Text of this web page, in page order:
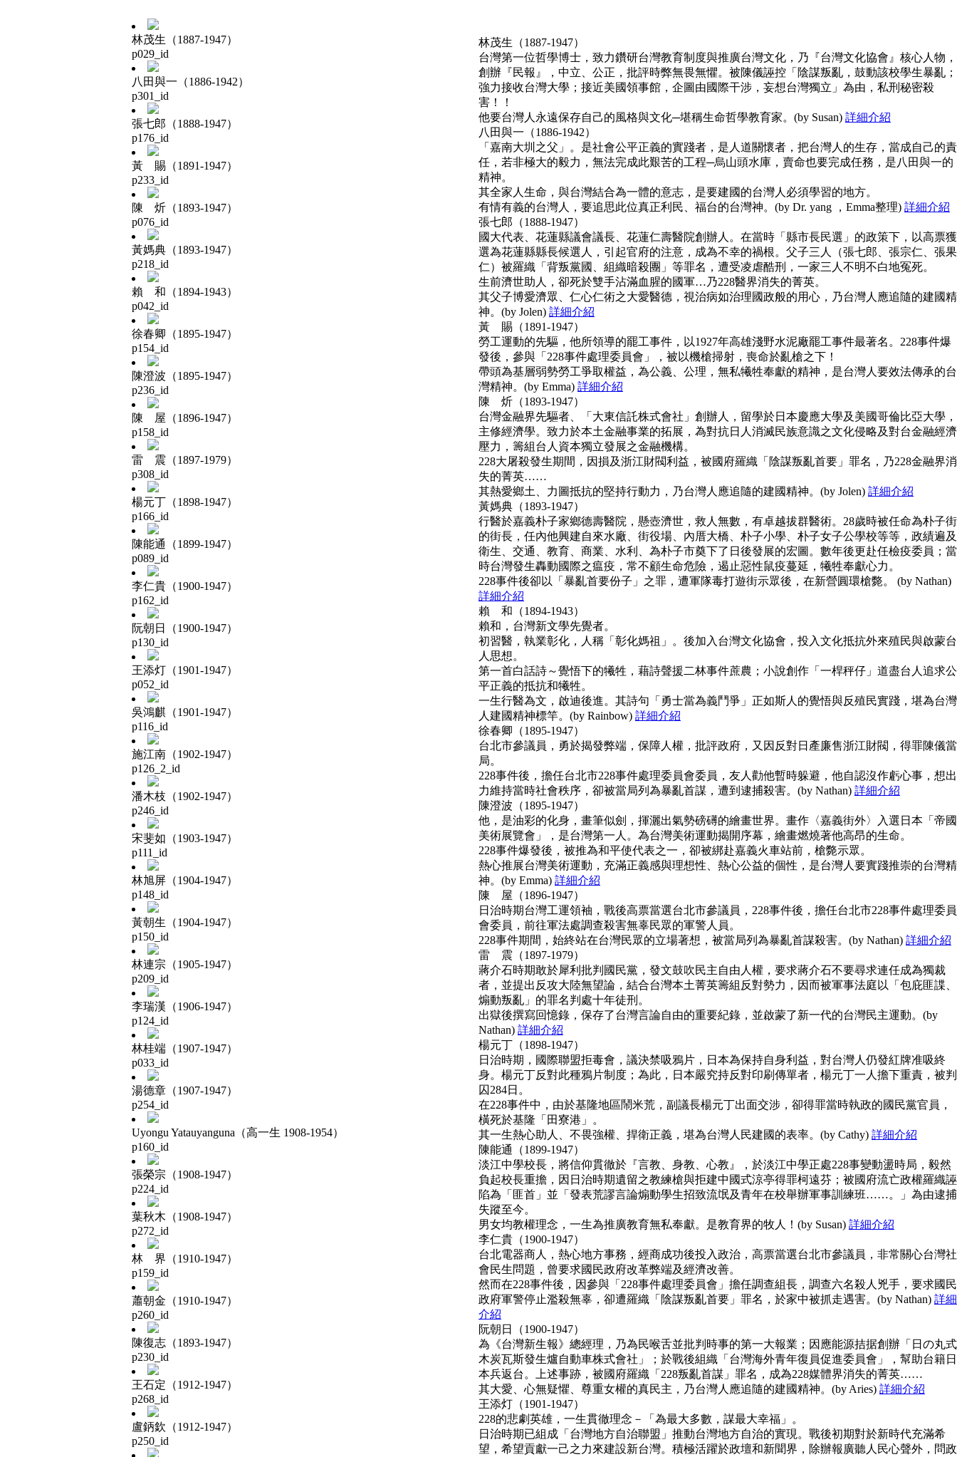
林茂生（1887-1947）
台灣第一位哲學博士，致力鑽研台灣教育制度與推廣台灣文化，乃『台灣文化協會』核心人物，
創辦『民報』，中立、公正，批評時弊無畏無懼。被陳儀誣控「陰謀叛亂，鼓動該校學生暴亂；
強力接收台灣大學；接近美國領事館，企圖由國際干涉，妄想台灣獨立」為由，私刑秘密殺
害！！
他要台灣人永遠保存自己的風格與文化─堪稱生命哲學教育家。(by Susan) 詳細介紹
八田與一（1886-1942）
「嘉南大圳之父」。是社會公平正義的實踐者，是人道關懷者，把台灣人的生存，當成自己的責
任，若非極大的毅力，無法完成此艱苦的工程─烏山頭水庫，賣命也要完成任務，是八田與一的
精神。
其全家人生命，與台灣結合為一體的意志，是要建國的台灣人必須學習的地方。
有情有義的台灣人，要追思此位真正利民、福台的台灣神。(by Dr. yang ，Emma整理) 詳細介紹
張七郎（1888-1947）
國大代表、花蓮縣議會議長、花蓮仁壽醫院創辦人。在當時「縣市長民選」的政策下，以高票獲
選為花蓮縣縣長候選人，引起官府的注意，成為不幸的禍根。父子三人（張七郎、張宗仁、張果
仁）被羅織「背叛黨國、組織暗殺團」等罪名，遭受凌虐酷刑，一家三人不明不白地冤死。
生前濟世助人，卻死於雙手沾滿血腥的國軍…乃228醫界消失的菁英。
其父子博愛濟眾、仁心仁術之大愛醫德，視治病如治理國政般的用心，乃台灣人應追隨的建國精
神。(by Jolen) 詳細介紹
黃 賜（1891-1947）
勞工運動的先驅，他所領導的罷工事件，以1927年高雄淺野水泥廠罷工事件最著名。228事件爆
發後，參與「228事件處理委員會」，被以機槍掃射，喪命於亂槍之下！
帶頭為基層弱勢勞工爭取權益，為公義、公理，無私犧牲奉獻的精神，是台灣人要效法傳承的台
灣精神。(by Emma) 詳細介紹
陳 炘（1893-1947）
台灣金融界先驅者、「大東信託株式會社」創辦人，留學於日本慶應大學及美國哥倫比亞大學，
主修經濟學。致力於本土金融事業的拓展，為對抗日人消滅民族意識之文化侵略及對台金融經濟
壓力，籌組台人資本獨立發展之金融機構。
228大屠殺發生期間，因損及浙江財閥利益，被國府羅織「陰謀叛亂首要」罪名，乃228金融界消
失的菁英……
其熱愛鄉土、力圖抵抗的堅持行動力，乃台灣人應追隨的建國精神。(by Jolen) 詳細介紹
黃媽典（1893-1947）
行醫於嘉義朴子家鄉德壽醫院，懸壺濟世，救人無數，有卓越拔群醫術。28歲時被任命為朴子街
的街長，任內他興建自來水廠、街役場、內厝大橋、朴子小學、朴子女子公學校等等，政績遍及
衛生、交通、教育、商業、水利、為朴子市奠下了日後發展的宏圖。數年後更赴任檢疫委員；當
時台灣發生轟動國際之瘟疫，常不顧生命危險，遏止惡性鼠疫蔓延，犧牲奉獻心力。
228事件後卻以「暴亂首要份子」之罪，遭軍隊毒打遊街示眾後，在新營圓環槍斃。 (by Nathan)
詳細介紹
賴 和（1894-1943）
賴和，台灣新文學先覺者。
初習醫，執業彰化，人稱「彰化媽祖」。後加入台灣文化協會，投入文化抵抗外來殖民與啟蒙台
人思想。
第一首白話詩～覺悟下的犧牲，藉詩聲援二林事件蔗農；小說創作「一桿秤仔」道盡台人追求公
平正義的抵抗和犧牲。
一生行醫為文，啟迪後進。其詩句「勇士當為義鬥爭」正如斯人的覺悟與反殖民實踐，堪為台灣
人建國精神標竿。(by Rainbow) 詳細介紹
徐春卿（1895-1947）
台北市參議員，勇於揭發弊端，保障人權，批評政府，又因反對日產廉售浙江財閥，得罪陳儀當
局。
228事件後，擔任台北市228事件處理委員會委員，友人勸他暫時躲避，他自認沒作虧心事，想出
力維持當時社會秩序，卻被當局列為暴亂首謀，遭到逮捕殺害。(by Nathan) 詳細介紹
陳澄波（1895-1947）
他，是油彩的化身，畫筆似劍，揮灑出氣勢磅礡的繪畫世界。畫作〈嘉義街外〉入選日本「帝國
美術展覽會」，是台灣第一人。為台灣美術運動揭開序幕，繪畫燃燒著他高昂的生命。
228事件爆發後，被推為和平使代表之一，卻被綁赴嘉義火車站前，槍斃示眾。
熱心推展台灣美術運動，充滿正義感與理想性、熱心公益的個性，是台灣人要實踐推崇的台灣精
神。(by Emma) 詳細介紹
陳 屋（1896-1947）
日治時期台灣工運領袖，戰後高票當選台北市參議員，228事件後，擔任台北市228事件處理委員
會委員，前往軍法處調查殺害無辜民眾的軍警人員。
228事件期間，始終站在台灣民眾的立場著想，被當局列為暴亂首謀殺害。(by Nathan) 詳細介紹
雷 震（1897-1979）
蔣介石時期敢於犀利批判國民黨，發文鼓吹民主自由人權，要求蔣介石不要尋求連任成為獨裁
者，並提出反攻大陸無望論，結合台灣本土菁英籌組反對勢力，因而被軍事法庭以「包庇匪諜、
煽動叛亂」的罪名判處十年徒刑。
出獄後撰寫回憶錄，保存了台灣言論自由的重要紀錄，並啟蒙了新一代的台灣民主運動。(by
Nathan) 詳細介紹
楊元丁（1898-1947）
日治時期，國際聯盟拒毒會，議決禁吸鴉片，日本為保持自身利益，對台灣人仍發紅牌准吸終
身。楊元丁反對此種鴉片制度；為此，日本嚴究持反對印刷傳單者，楊元丁一人擔下重責，被判
囚284日。
在228事件中，由於基隆地區鬧米荒，副議長楊元丁出面交涉，卻得罪當時執政的國民黨官員，
橫死於基隆「田寮港」。
其一生熱心助人、不畏強權、捍衛正義，堪為台灣人民建國的表率。(by Cathy) 詳細介紹
陳能通（1899-1947）
淡江中學校長，將信仰貫徹於『言教、身教、心教』，於淡江中學正處228事變動盪時局，毅然
負起校長重擔，因日治時期遺留之教練槍與拒建中國式涼亭得罪柯遠芬；被國府流亡政權羅織誣
陷為「匪首」並「發表荒謬言論煽動學生招致流氓及青年在校舉辦軍事訓練班……。」為由逮捕
失蹤至今。
男女均教權理念，一生為推廣教育無私奉獻。是教育界的牧人！(by Susan) 詳細介紹
李仁貴（1900-1947）
台北電器商人，熱心地方事務，經商成功後投入政治，高票當選台北市參議員，非常關心台灣社
會民生問題，曾要求國民政府改革弊端及經濟改善。
然而在228事件後，因參與「228事件處理委員會」擔任調查組長，調查六名殺人兇手，要求國民
政府軍警停止濫殺無辜，卻遭羅織「陰謀叛亂首要」罪名，於家中被抓走遇害。(by Nathan) 詳細
介紹
阮朝日（1900-1947）
為《台灣新生報》總經理，乃為民喉舌並批判時事的第一大報業；因應能源拮据創辦「日の丸式
木炭瓦斯發生爐自動車株式會社」；於戰後組織「台灣海外青年復員促進委員會」，幫助台籍日
本兵返台。上述事跡，被國府羅織「228叛亂首謀」罪名，成為228媒體界消失的菁英……
其大愛、心無疑懼、尊重女權的真民主，乃台灣人應追隨的建國精神。(by Aries) 詳細介紹
王添灯（1901-1947）
228的悲劇英雄，一生貫徹理念－「為最大多數，謀最大幸福」。
日治時期已組成「台灣地方自治聯盟」推動台灣地方自治的實現。戰後初期對於新時代充滿希
望，希望貢獻一己之力來建設新台灣。積極活躍於政壇和新聞界，除辦報廣聽人民心聲外，問政
林茂生（1887-1947）
p029_id
八田與一（1886-1942）
p301_id
張七郎（1888-1947）
p176_id
黃 賜（1891-1947）
p233_id
陳 炘（1893-1947）
p076_id
黃媽典（1893-1947）
p218_id
賴 和（1894-1943）
p042_id
徐春卿（1895-1947）
p154_id
陳澄波（1895-1947）
p236_id
陳 屋（1896-1947）
p158_id
雷 震（1897-1979）
p308_id
楊元丁（1898-1947）
p166_id
陳能通（1899-1947）
p089_id
李仁貴（1900-1947）
p162_id
阮朝日（1900-1947）
p130_id
王添灯（1901-1947）
p052_id
吳鴻麒（1901-1947）
p116_id
施江南（1902-1947）
p126_2_id
潘木枝（1902-1947）
p246_id
宋斐如（1903-1947）
p111_id
林旭屏（1904-1947）
p148_id
黃朝生（1904-1947）
p150_id
林連宗（1905-1947）
p209_id
李瑞漢（1906-1947）
p124_id
林桂端（1907-1947）
p033_id
湯德章（1907-1947）
p254_id
Uyongu Yatauyanguna（高一生 1908-1954）
p160_id
張榮宗（1908-1947）
p224_id
葉秋木（1908-1947）
p272_id
林 界（1910-1947）
p159_id
蕭朝金（1910-1947）
p260_id
陳復志（1893-1947）
p230_id
王石定（1912-1947）
p268_id
盧鈵欽（1912-1947）
p250_id